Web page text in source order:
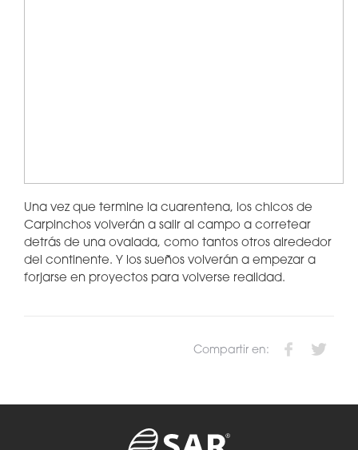
Una vez que termine la cuarentena, los chicos de
Carpinchos volverán a salir al campo a corretear
detrás de una ovalada, como tantos otros alrededor
del continente. Y los sueños volverán a empezar a
forjarse en proyectos para volverse realidad.
Compartir en: